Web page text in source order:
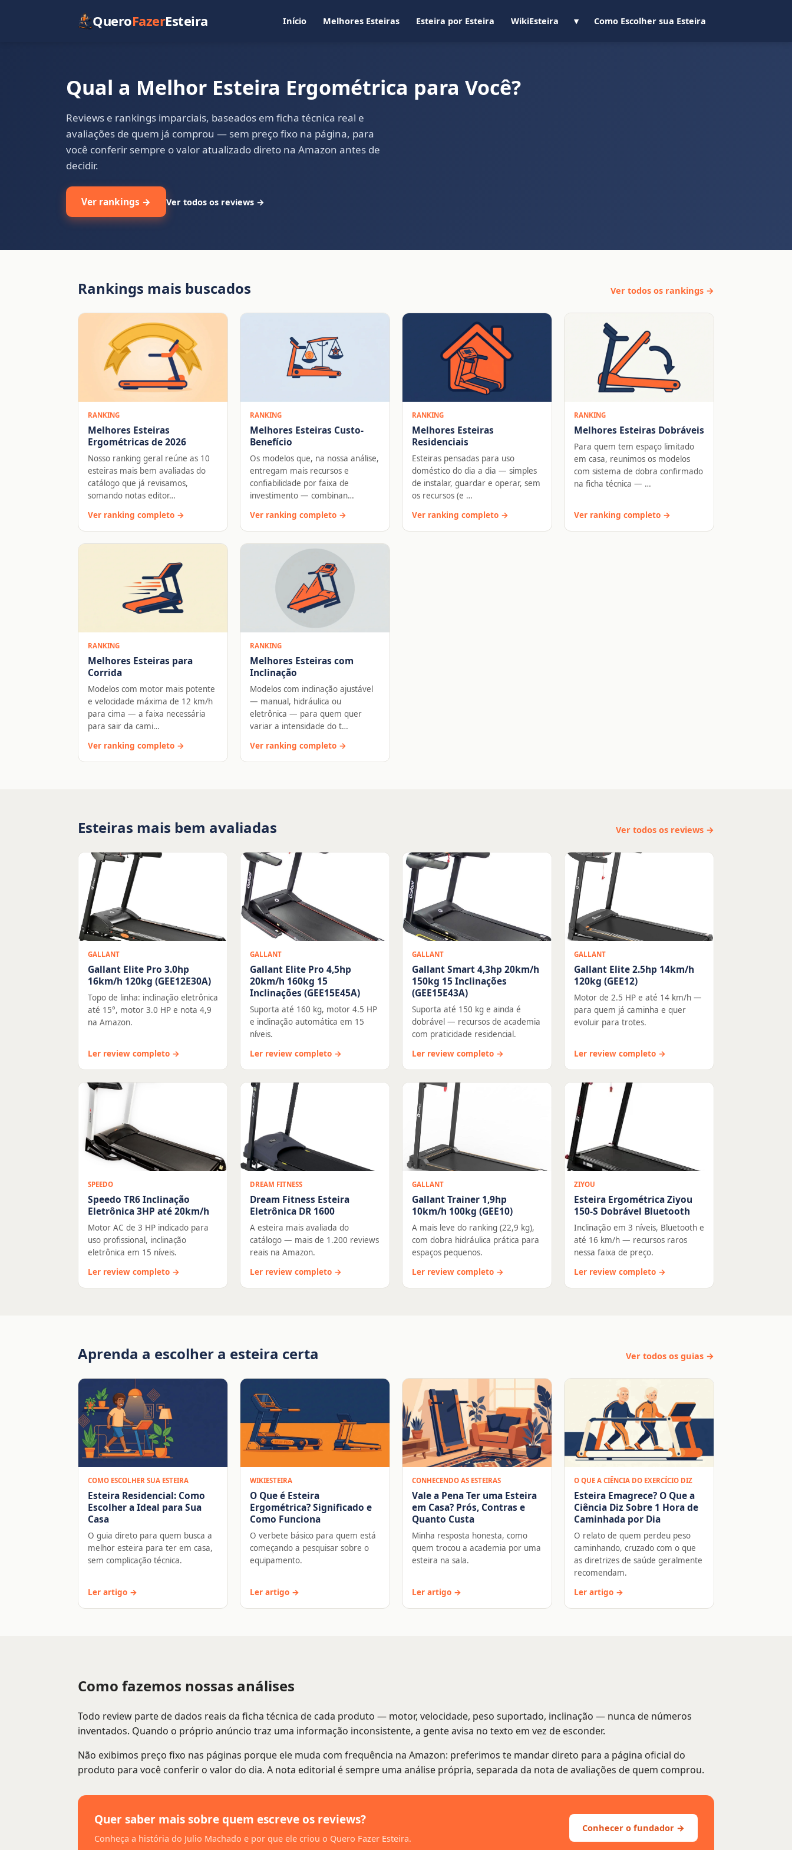
QueroFazerEsteira Início Melhores Esteiras Esteira por Esteira WikiEsteira ▾ Como Escolher sua Esteira
Qual a Melhor Esteira Ergométrica para Você?
Reviews e rankings imparciais, baseados em ficha técnica real e
avaliações de quem já comprou — sem preço fixo na página, para
você conferir sempre o valor atualizado direto na Amazon antes de
decidir.
Ver rankings → Ver todos os reviews →
Rankings mais buscados Ver todos os rankings →
RANKING
Melhores Esteiras
Ergométricas de 2026
Nosso ranking geral reúne as 10
esteiras mais bem avaliadas do
catálogo que já revisamos,
somando notas editor…
Ver ranking completo →
RANKING
Melhores Esteiras Custo-
Benefício
Os modelos que, na nossa análise,
entregam mais recursos e
confiabilidade por faixa de
investimento — combinan…
Ver ranking completo →
RANKING
Melhores Esteiras
Residenciais
Esteiras pensadas para uso
doméstico do dia a dia — simples
de instalar, guardar e operar, sem
os recursos (e …
Ver ranking completo →
RANKING
Melhores Esteiras Dobráveis
Para quem tem espaço limitado
em casa, reunimos os modelos
com sistema de dobra confirmado
na ficha técnica — …
Ver ranking completo →
RANKING
Melhores Esteiras para
Corrida
Modelos com motor mais potente
e velocidade máxima de 12 km/h
para cima — a faixa necessária
para sair da cami…
Ver ranking completo →
RANKING
Melhores Esteiras com
Inclinação
Modelos com inclinação ajustável
— manual, hidráulica ou
eletrônica — para quem quer
variar a intensidade do t…
Ver ranking completo →
Esteiras mais bem avaliadas Ver todos os reviews →
GALLANT
Gallant Elite Pro 3.0hp
16km/h 120kg (GEE12E30A)
Topo de linha: inclinação eletrônica
até 15°, motor 3.0 HP e nota 4,9
na Amazon.
Ler review completo →
GALLANT
Gallant Elite Pro 4,5hp
20km/h 160kg 15
Inclinações (GEE15E45A)
Suporta até 160 kg, motor 4.5 HP
e inclinação automática em 15
níveis.
Ler review completo →
GALLANT
Gallant Smart 4,3hp 20km/h
150kg 15 Inclinações
(GEE15E43A)
Suporta até 150 kg e ainda é
dobrável — recursos de academia
com praticidade residencial.
Ler review completo →
GALLANT
Gallant Elite 2.5hp 14km/h
120kg (GEE12)
Motor de 2.5 HP e até 14 km/h —
para quem já caminha e quer
evoluir para trotes.
Ler review completo →
SPEEDO
Speedo TR6 Inclinação
Eletrônica 3HP até 20km/h
Motor AC de 3 HP indicado para
uso profissional, inclinação
eletrônica em 15 níveis.
Ler review completo →
DREAM FITNESS
Dream Fitness Esteira
Eletrônica DR 1600
A esteira mais avaliada do
catálogo — mais de 1.200 reviews
reais na Amazon.
Ler review completo →
GALLANT
Gallant Trainer 1,9hp
10km/h 100kg (GEE10)
A mais leve do ranking (22,9 kg),
com dobra hidráulica prática para
espaços pequenos.
Ler review completo →
ZIYOU
Esteira Ergométrica Ziyou
150-S Dobrável Bluetooth
Inclinação em 3 níveis, Bluetooth e
até 16 km/h — recursos raros
nessa faixa de preço.
Ler review completo →
Aprenda a escolher a esteira certa Ver todos os guias →
COMO ESCOLHER SUA ESTEIRA
Esteira Residencial: Como
Escolher a Ideal para Sua
Casa
O guia direto para quem busca a
melhor esteira para ter em casa,
sem complicação técnica.
Ler artigo →
WIKIESTEIRA
O Que é Esteira
Ergométrica? Significado e
Como Funciona
O verbete básico para quem está
começando a pesquisar sobre o
equipamento.
Ler artigo →
CONHECENDO AS ESTEIRAS
Vale a Pena Ter uma Esteira
em Casa? Prós, Contras e
Quanto Custa
Minha resposta honesta, como
quem trocou a academia por uma
esteira na sala.
Ler artigo →
O QUE A CIÊNCIA DO EXERCÍCIO DIZ
Esteira Emagrece? O Que a
Ciência Diz Sobre 1 Hora de
Caminhada por Dia
O relato de quem perdeu peso
caminhando, cruzado com o que
as diretrizes de saúde geralmente
recomendam.
Ler artigo →
Como fazemos nossas análises
Todo review parte de dados reais da ficha técnica de cada produto — motor, velocidade, peso suportado, inclinação — nunca de números
inventados. Quando o próprio anúncio traz uma informação inconsistente, a gente avisa no texto em vez de esconder.
Não exibimos preço fixo nas páginas porque ele muda com frequência na Amazon: preferimos te mandar direto para a página oficial do
produto para você conferir o valor do dia. A nota editorial é sempre uma análise própria, separada da nota de avaliações de quem comprou.
Quer saber mais sobre quem escreve os reviews?
Conheça a história do Julio Machado e por que ele criou o Quero Fazer Esteira.
Conhecer o fundador →